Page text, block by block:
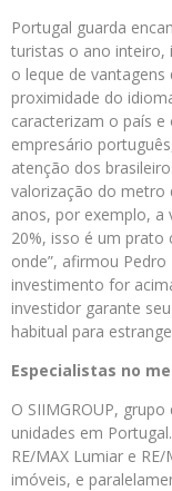
Portugal guarda
turistas o ano inteiro,
o leque de
proximidade do
caracterizam o país
empresário
atenção dos
valorização do metro
anos, por exemplo, a
20%, isso é um prato
onde”, afirmou
investimento for
investidor garante
habitual para
Especialistas no
O SIIMGROUP,
unidades em
RE/MAX Lumiar e
imóveis, e